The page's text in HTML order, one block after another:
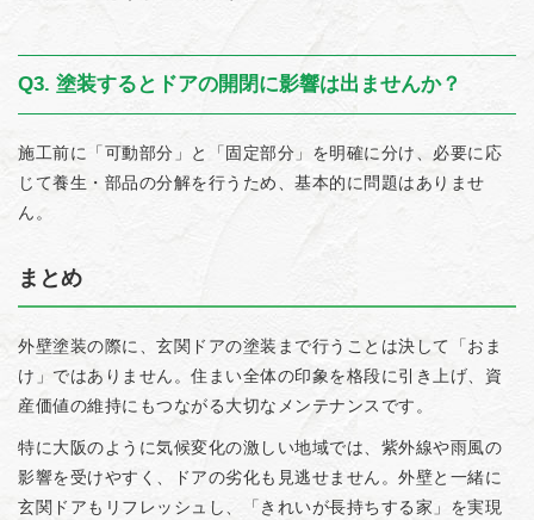
Q3. 塗装するとドアの開閉に影響は出ませんか？
施工前に「可動部分」と「固定部分」を明確に分け、必要に応
じて養生・部品の分解を行うため、基本的に問題はありませ
ん。
まとめ
外壁塗装の際に、玄関ドアの塗装まで行うことは決して「おま
け」ではありません。住まい全体の印象を格段に引き上げ、資
産価値の維持にもつながる大切なメンテナンスです。
特に大阪のように気候変化の激しい地域では、紫外線や雨風の
影響を受けやすく、ドアの劣化も見逃せません。外壁と一緒に
玄関ドアもリフレッシュし、「きれいが長持ちする家」を実現